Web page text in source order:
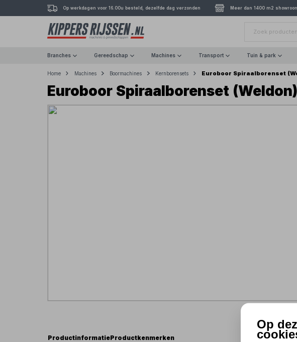
Op werkdagen voor 16.00u besteld, dezelfde dag verzonden Meer dan 1400 m2
Branches Gereedschap Machines Transport Tuin & park
Home Machines Boormachines Kernborensets Euroboor Spiraalborenset
Euroboor Spiraalborenset
ProductinformatieProductkenmerken
Op